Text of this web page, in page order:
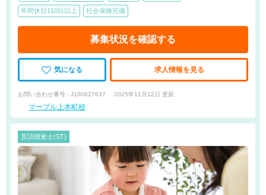
年間休日110日以上 社会保険完備
募集状況を確認する
気になる 求人情報を見る
お問い合わせ番号 : J100627637 2025年11月12日 更新
マーブル上本町校
言語聴覚士(ST)